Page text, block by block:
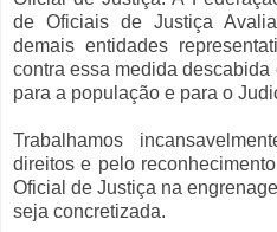
de Oficiais de Justiça
demais entidades
contra essa medida
para a população e para o
Trabalhamos
direitos e pelo
Oficial de Justiça na
seja concretizada.